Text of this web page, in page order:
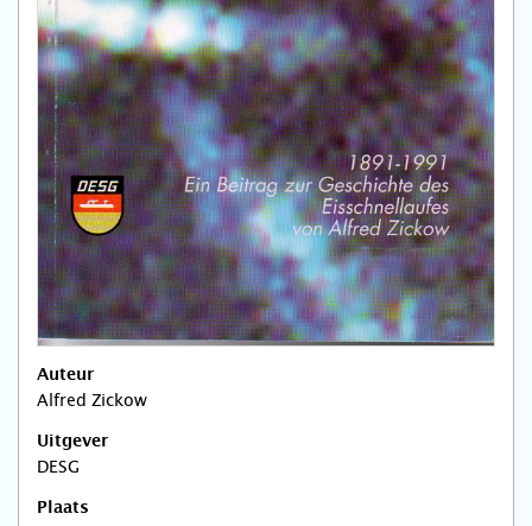
Auteur
Alfred Zickow
Uitgever
DESG
Plaats